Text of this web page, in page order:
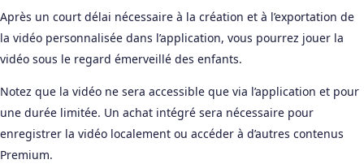
Après un court délai nécessaire à la création et à l’exportation de
la vidéo personnalisée dans l’application, vous pourrez jouer la
vidéo sous le regard émerveillé des enfants.
Notez que la vidéo ne sera accessible que via l’application et pour
une durée limitée. Un achat intégré sera nécessaire pour
enregistrer la vidéo localement ou accéder à d’autres contenus
Premium.